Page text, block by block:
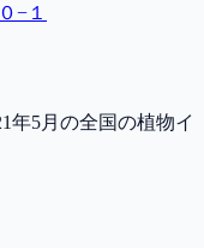
−１
年5月の全国の植物イ